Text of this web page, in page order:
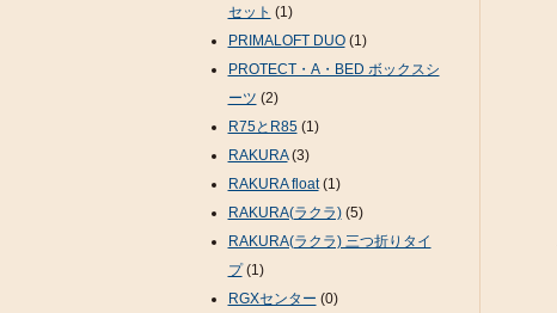
セット (1)
PRIMALOFT DUO(1)
PROTECT・A・BED ボックスシ
ーツ (2)
R75とR85(1)
RAKURA(3)
RAKURA float(1)
RAKURA(ラクラ)(5)
RAKURA(ラクラ) 三つ折りタイ
プ(1)
RGXセンター (0)